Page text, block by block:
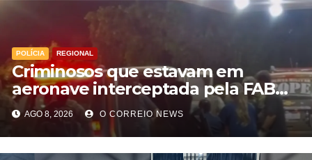
POLÍCIA REGIONAL
Criminosos que estavam em
aeronave interceptada pela FAB
em MS morrem durante confronto
com o Bope
AGO 8, 2026 O CORREIO NEWS